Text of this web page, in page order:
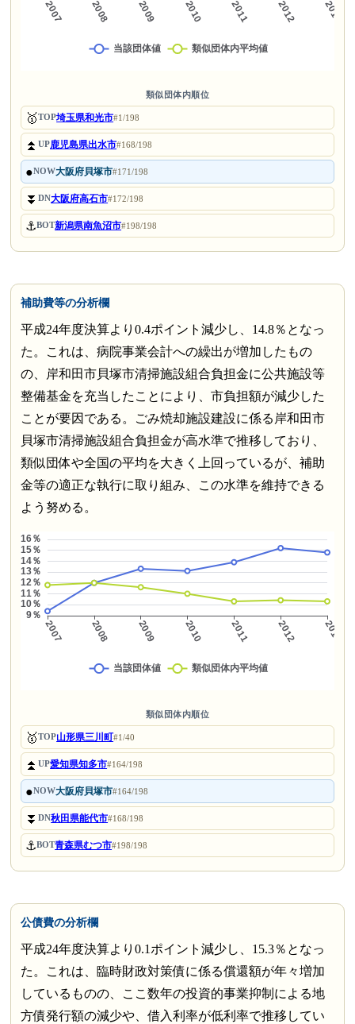
類似団体内順位
🥇TOP埼玉県和光市#1/198
⏫UP鹿児島県出水市#168/198
●NOW大阪府貝塚市#171/198
⏬DN大阪府高石市#172/198
⚓BOT新潟県南魚沼市#198/198
補助費等の分析欄
平成24年度決算より0.4ポイント減少し、14.8％となっ
た。これは、病院事業会計への繰出が増加したもの
の、岸和田市貝塚市清掃施設組合負担金に公共施設等
整備基金を充当したことにより、市負担額が減少した
ことが要因である。ごみ焼却施設建設に係る岸和田市
貝塚市清掃施設組合負担金が高水準で推移しており、
類似団体や全国の平均を大きく上回っているが、補助
金等の適正な執行に取り組み、この水準を維持できる
よう努める。
類似団体内順位
🥇TOP山形県三川町#1/40
⏫UP愛知県知多市#164/198
●NOW大阪府貝塚市#164/198
⏬DN秋田県能代市#168/198
⚓BOT青森県むつ市#198/198
公債費の分析欄
平成24年度決算より0.1ポイント減少し、15.3％となっ
た。これは、臨時財政対策債に係る償還額が年々増加
しているものの、ここ数年の投資的事業抑制による地
方債発行額の減少や、借入利率が低利率で推移してい